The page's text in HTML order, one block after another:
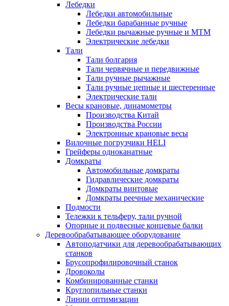
Лебедки
Лебедки автомобильные
Лебедки барабанные ручные
Лебедки рычажные ручные и МТМ
Электрические лебедки
Тали
Тали болгария
Тали червячные и передвижные
Тали ручные рычажные
Тали ручные цепные и шестеренные
Электрические тали
Весы крановые, динамометры
Производства Китай
Производства России
Электронные крановые весы
Вилочные погрузчики HELI
Грейферы одноканатные
Домкраты
Автомобильные домкраты
Гидравлические домкраты
Домкраты винтовые
Домкраты реечные механические
Подмости
Тележки к тельферу, тали ручной
Опорные и подвесные концевые балки
Деревообрабатывающее оборудование
Автоподатчики для деревообрабатывающих
станков
Брусопрофилировочный станок
Дровоколы
Комбинированные станки
Круглопильные станки
Линии оптимизации